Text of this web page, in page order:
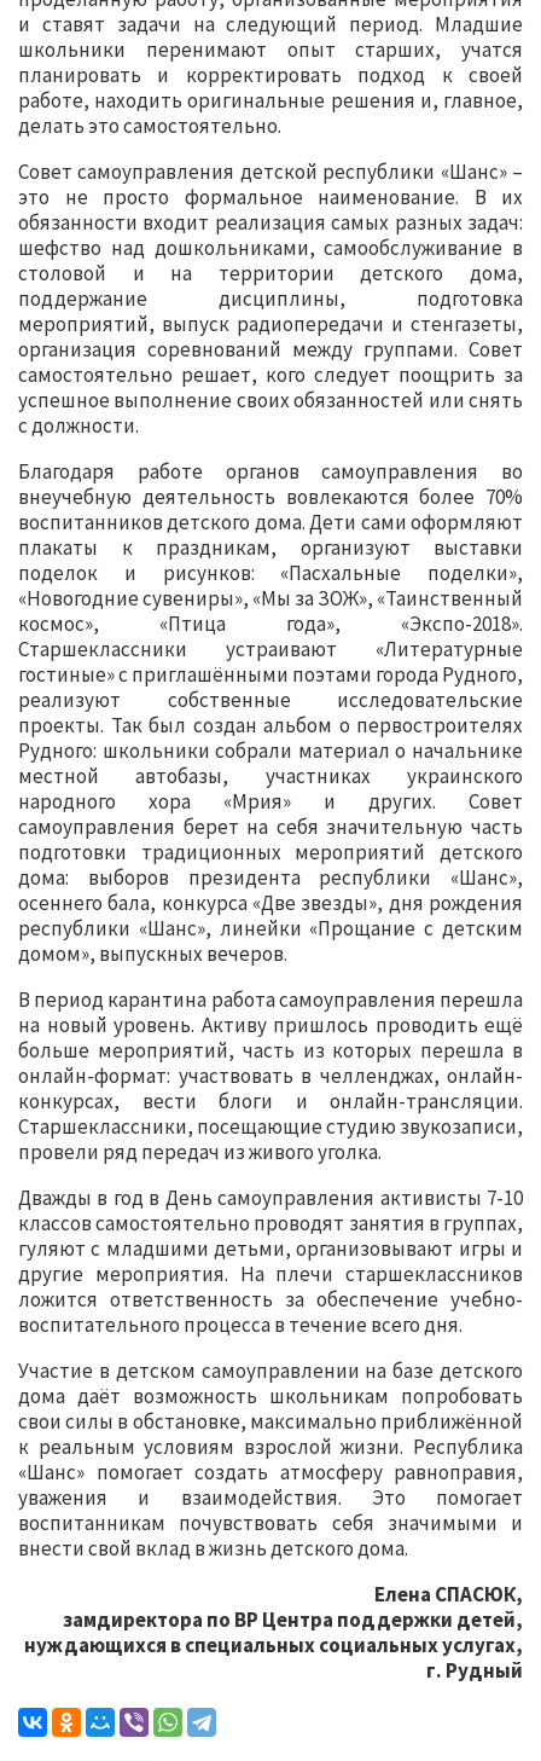
и ставят задачи на следующий период. Младшие
школьники перенимают опыт старших, учатся
планировать и корректировать подход к своей
работе, находить оригинальные решения и, главное,
делать это самостоятельно.
Совет самоуправления детской республики «Шанс» –
это не просто формальное наименование. В их
обязанности входит реализация самых разных задач:
шефство над дошкольниками, самообслуживание в
столовой и на территории детского дома,
поддержание дисциплины, подготовка
мероприятий, выпуск радиопередачи и стенгазеты,
организация соревнований между группами. Совет
самостоятельно решает, кого следует поощрить за
успешное выполнение своих обязанностей или снять
с должности.
Благодаря работе органов самоуправления во
внеучебную деятельность вовлекаются более 70%
воспитанников детского дома. Дети сами оформляют
плакаты к праздникам, организуют выставки
поделок и рисунков: «Пасхальные поделки»,
«Новогодние сувениры», «Мы за ЗОЖ», «Таинственный
космос», «Птица года», «Экспо-2018».
Старшеклассники устраивают «Литературные
гостиные» с приглашёнными поэтами города Рудного,
реализуют собственные исследовательские
проекты. Так был создан альбом о первостроителях
Рудного: школьники собрали материал о начальнике
местной автобазы, участниках украинского
народного хора «Мрия» и других. Совет
самоуправления берет на себя значительную часть
подготовки традиционных мероприятий детского
дома: выборов президента республики «Шанс»,
осеннего бала, конкурса «Две звезды», дня рождения
республики «Шанс», линейки «Прощание с детским
домом», выпускных вечеров.
В период карантина работа самоуправления перешла
на новый уровень. Активу пришлось проводить ещё
больше мероприятий, часть из которых перешла в
онлайн-формат: участвовать в челленджах, онлайн-
конкурсах, вести блоги и онлайн-трансляции.
Старшеклассники, посещающие студию звукозаписи,
провели ряд передач из живого уголка.
Дважды в год в День самоуправления активисты 7-10
классов самостоятельно проводят занятия в группах,
гуляют с младшими детьми, организовывают игры и
другие мероприятия. На плечи старшеклассников
ложится ответственность за обеспечение учебно-
воспитательного процесса в течение всего дня.
Участие в детском самоуправлении на базе детского
дома даёт возможность школьникам попробовать
свои силы в обстановке, максимально приближённой
к реальным условиям взрослой жизни. Республика
«Шанс» помогает создать атмосферу равноправия,
уважения и взаимодействия. Это помогает
воспитанникам почувствовать себя значимыми и
внести свой вклад в жизнь детского дома.
Елена СПАСЮК,
замдиректора по ВР Центра поддержки детей,
нуждающихся в специальных социальных услугах,
г. Рудный